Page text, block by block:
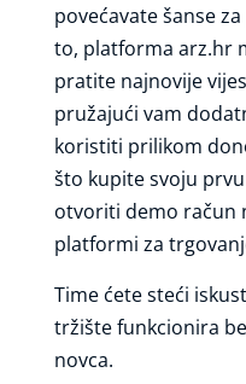
povećavate šanse
to, platforma arz.hr
pratite najnovije
pružajući vam
koristiti prilikom
što kupite svoju
otvoriti demo račun
platformi za
Time ćete steći
tržište funkcionira
novca.